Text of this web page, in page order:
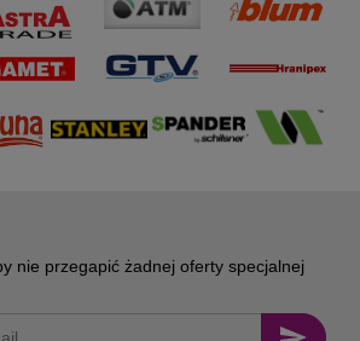
nie przegapić żadnej oferty specjalnej